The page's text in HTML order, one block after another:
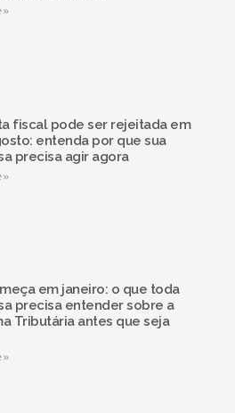
»
fiscal pode ser rejeitada em
entenda por que sua
precisa agir agora
»
em janeiro: o que toda
precisa entender sobre a
Tributária antes que seja
»